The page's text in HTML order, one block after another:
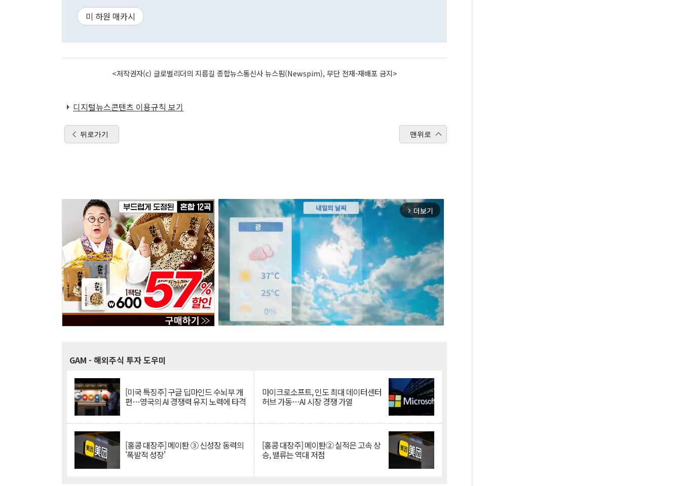
미 하원 매카시
<저작권자(c) 글로벌리더의 지름길 종합뉴스통신사 뉴스핌(Newspim), 무단 전재-재배포 금지>
디지털뉴스콘텐츠 이용규칙 보기
뒤로가기 맨위로
arrow_forward_ios 더보기
GAM - 해외주식 투자 도우미
[미국 특징주] 구글 딥마인드 수뇌부 개
편…영국의 AI 경쟁력 유지 노력에 타격
마이크로소프트, 인도 최대 데이터센터
허브 가동…AI 시장 경쟁 가열
[홍콩 대장주] 메이퇀 ③ 신성장 동력의
'폭발적 성장'
[홍콩 대장주] 메이퇀② 실적은 고속 상
승, 밸류는 역대 저점